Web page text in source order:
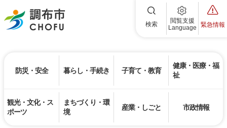
調布市 検索
閲覧支援
Language
緊急情報
防災・安全 暮らし・手続き 子育て・教育
健康・医療・福
祉
観光・文化・ス
ポーツ
まちづくり・環
境
産業・しごと 市政情報